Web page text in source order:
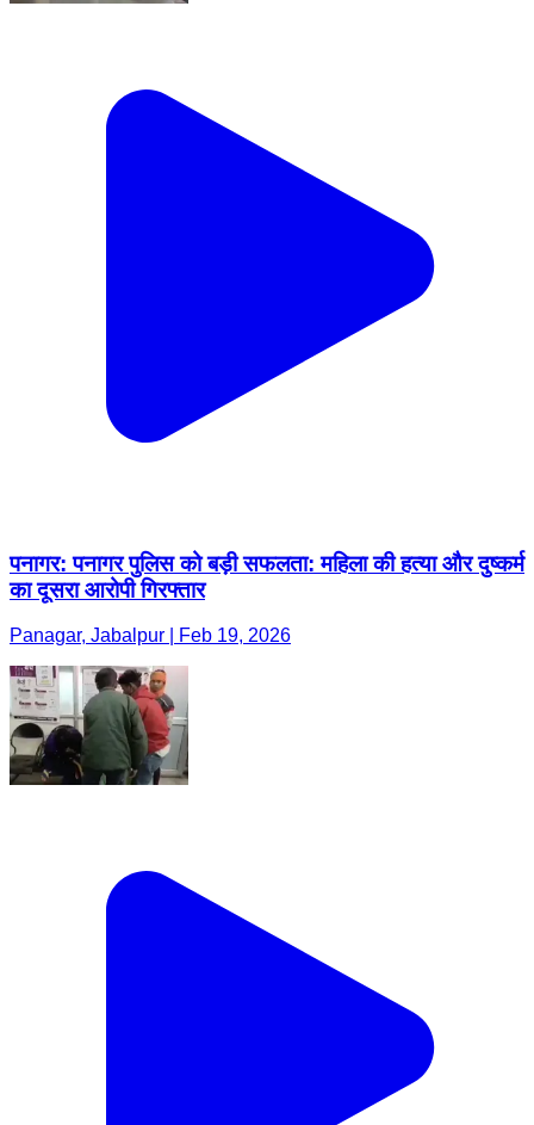
पनागर: पनागर पुलिस को बड़ी सफलता: महिला की हत्या और दुष्कर्म
का दूसरा आरोपी गिरफ्तार
Panagar, Jabalpur | Feb 19, 2026